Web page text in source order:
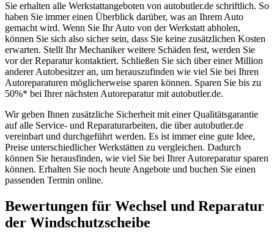
Sie erhalten alle Werkstattangeboten von autobutler.de schriftlich. So
haben Sie immer einen Überblick darüber, was an Ihrem Auto
gemacht wird. Wenn Sie Ihr Auto von der Werkstatt abholen,
können Sie sich also sicher sein, dass Sie keine zusätzlichen Kosten
erwarten. Stellt Ihr Mechaniker weitere Schäden fest, werden Sie
vor der Reparatur kontaktiert. Schließen Sie sich über einer Million
anderer Autobesitzer an, um herauszufinden wie viel Sie bei Ihren
Autoreparaturen möglicherweise sparen können. Sparen Sie bis zu
50%* bei Ihrer nächsten Autoreparatur mit autobutler.de.
Wir geben Ihnen zusätzliche Sicherheit mit einer Qualitätsgarantie
auf alle Service- und Reparaturarbeiten, die über autobutler.de
vereinbart und durchgeführt werden. Es ist immer eine gute Idee,
Preise unterschiedlicher Werkstätten zu vergleichen. Dadurch
können Sie herausfinden, wie viel Sie bei Ihrer Autoreparatur sparen
können. Erhalten Sie noch heute Angebote und buchen Sie einen
passenden Termin online.
Bewertungen für Wechsel und Reparatur
der Windschutzscheibe